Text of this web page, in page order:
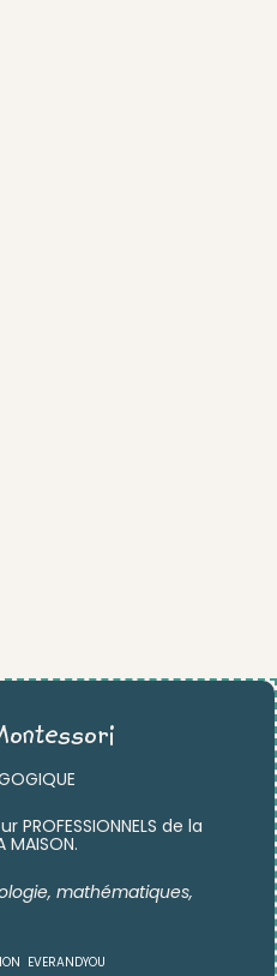
PROFESSIONNELS de la
MAISON.
mathématiques,
EVERANDYOU